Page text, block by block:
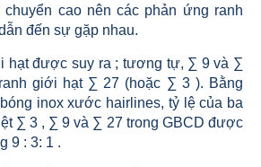
cao nên các phản ứng ranh
đến sự gặp nhau.
hạt được suy ra ; tương tự, ∑ 9 và ∑
giới hạt ∑ 27 (hoặc ∑ 3 ). Bằng
inox xước hairlines, tỷ lệ của ba
∑ 3 , ∑ 9 và ∑ 27 trong GBCD được
9 : 3: 1 .